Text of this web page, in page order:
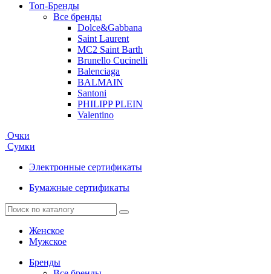
Топ-Бренды
Все бренды
Dolce&Gabbana
Saint Laurent
MC2 Saint Barth
Brunello Cucinelli
Balenciaga
BALMAIN
Santoni
PHILIPP PLEIN
Valentino
Очки
Сумки
Электронные сертификаты
Бумажные сертификаты
Женское
Мужское
Бренды